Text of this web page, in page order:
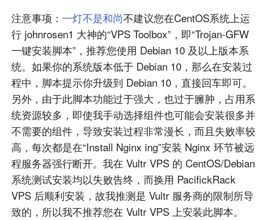
注意事项： 一灯不是和尚不建议您在CentOS系统上运
行 johnrosen1 大神的“VPS Toolbox”，即“Trojan-GFW
一键安装脚本”，推荐您使用 Debian 10 及以上版本系
统。如果你的系统版本低于 Debian 10，那么在安装过
程中，脚本提示你升级到 Debian 10，直接回车即可。
另外，由于此脚本功能过于强大，也过于臃肿，占用系
统资源较多，即使我手动选择组件也可能会安装很多并
不需要的组件，导致安装过程非常漫长，而且失败率较
高，每次都是在“Install Nginx ing”安装 Nginx 环节被远
程服务器强行断开。我在 Vultr VPS 的 CentOS/Debian
系统测试安装均以失败告终，而换用 PacifickRack
VPS 后顺利安装，故我推测是 Vultr 服务商的限制所导
致的，所以我不推荐您在 Vultr VPS 上安装此脚本。